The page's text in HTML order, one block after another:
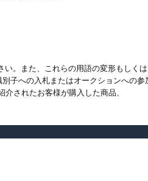
。また、これらの用語の変形もしく
子への入札またはオークションへの参
されたお客様が購入した商品、